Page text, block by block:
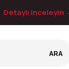
Detaylı inceleyin
ARA